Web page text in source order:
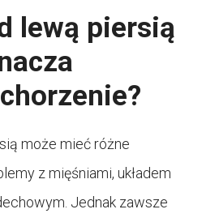
lewą piersią
może mieć różne
z mięśniami, układem
Jednak zawsze